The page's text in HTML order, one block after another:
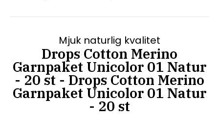
Mjuk naturlig kvalitet
Drops Cotton Merino
Garnpaket Unicolor 01 Natur
- 20 st - Drops Cotton Merino
Garnpaket Unicolor 01 Natur
- 20 st